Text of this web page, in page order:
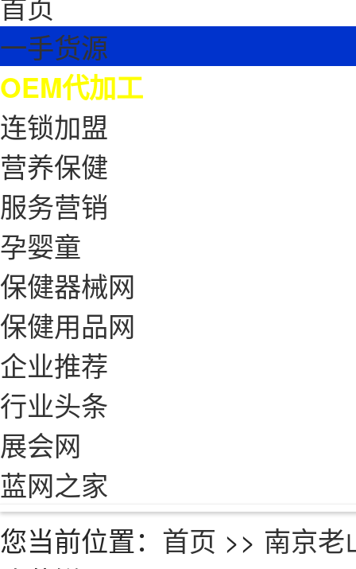
一手货源
OEM代加工
连锁加盟
营养保健
服务营销
孕婴童
保健器械网
保健用品网
企业推荐
行业头条
展会网
蓝网之家
您当前位置： 首页 >> 南京老